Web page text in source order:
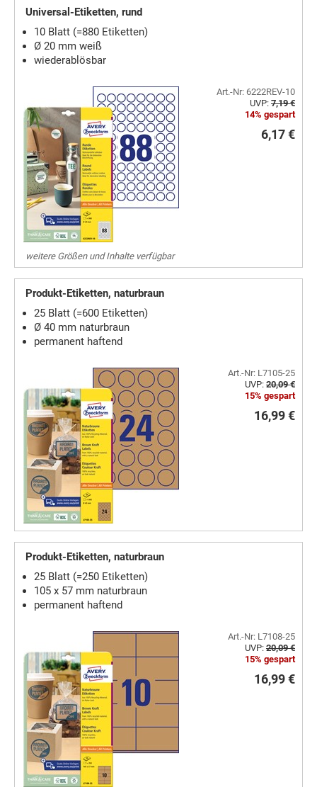
Universal-Etiketten, rund
10 Blatt (=880 Etiketten)
Ø 20 mm weiß
wiederablösbar
Art.-Nr: 6222REV-10
UVP: 7,19 €
14% gespart
6,17 €
weitere Größen und Inhalte verfügbar
Produkt-Etiketten, naturbraun
25 Blatt (=600 Etiketten)
Ø 40 mm naturbraun
permanent haftend
Art.-Nr: L7105-25
UVP: 20,09 €
15% gespart
16,99 €
Produkt-Etiketten, naturbraun
25 Blatt (=250 Etiketten)
105 x 57 mm naturbraun
permanent haftend
Art.-Nr: L7108-25
UVP: 20,09 €
15% gespart
16,99 €